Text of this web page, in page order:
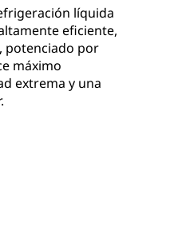
líquida
eficiente,
potenciado por
máximo
extrema y una